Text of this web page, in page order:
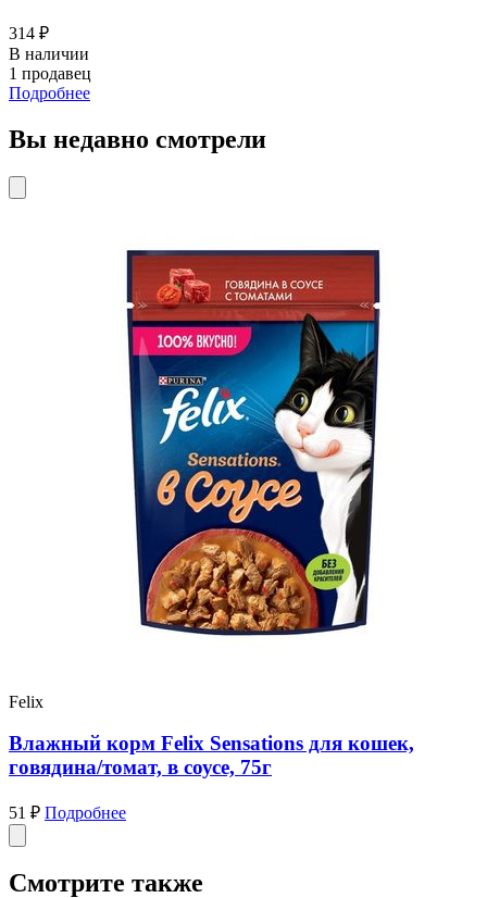
314 ₽
В наличии
1 продавец
Подробнее
Вы недавно смотрели
Felix
Влажный корм Felix Sensations для кошек,
говядина/томат, в соусе, 75г
51 ₽ Подробнее
Смотрите также